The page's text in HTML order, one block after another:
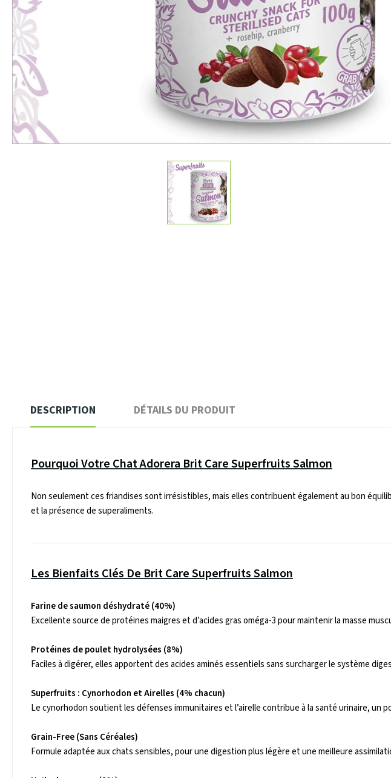
DESCRIPTION DÉTAILS DU PRODUIT
Pourquoi Votre Chat Adorera Brit Care Superfruits Salmon
Non seulement ces friandises sont irrésistibles, mais elles contribuent également au bon
et la présence de superaliments.
Les Bienfaits Clés De Brit Care Superfruits Salmon
Farine de saumon déshydraté (40%)
Excellente source de protéines maigres et d’acides gras oméga-3 pour maintenir la masse
Protéines de poulet hydrolysées (8%)
Faciles à digérer, elles apportent des acides aminés essentiels sans surcharger le système
Superfruits : Cynorhodon et Airelles (4% chacun)
Le cynorhodon soutient les défenses immunitaires et l’airelle contribue à la santé urinaire, un
Grain-Free (Sans Céréales)
Formule adaptée aux chats sensibles, pour une digestion plus légère et une meilleure